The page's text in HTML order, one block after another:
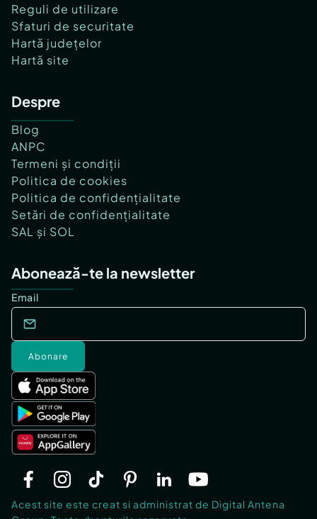
Reguli de utilizare
Sfaturi de securitate
Hartă județelor
Hartă site
Despre
Blog
ANPC
Termeni și condiții
Politica de cookies
Politica de confidențialitate
Setări de confidențialitate
SAL și SOL
Abonează-te la newsletter
Email
Abonare
Acest site este creat si administrat de Digital Antena